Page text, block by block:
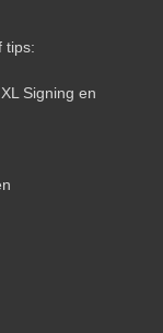
tips:
Signing en